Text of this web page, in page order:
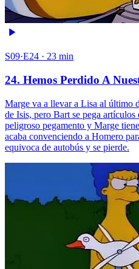
S09·E24 · 23 min
24. Hemos Perdido A
Marge va a llevar a Lisa al último
de Isis, pero Bart se pega artículos
peligroso pegamento y Marge
acaba convenciendo a Homero
equivoca de autobús y se pierde.